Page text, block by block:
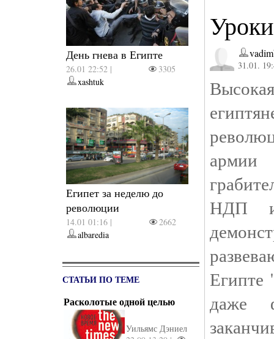
День гнева в Египте
26.01 22:52 |
3305
xashtuk
Египет за неделю до
революции
14.01 01:16 |
2662
albaredia
СТАТЬИ ПО ТЕМЕ
Расколотые одной целью
Уильямс Дэниел
31.01.
НДП и
Египте
даже